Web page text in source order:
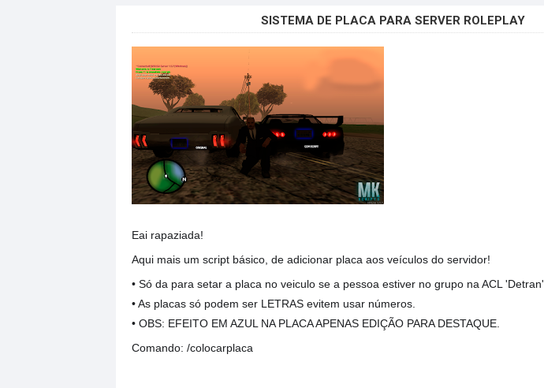
SISTEMA DE PLACA PARA SERVER ROLEPLAY
Eai rapaziada!
Aqui mais um script básico, de adicionar placa aos veículos do servidor!
• Só da para setar a placa no veiculo se a pessoa estiver no grupo na ACL 'Detran'.
• As placas só podem ser LETRAS evitem usar números.
• OBS: EFEITO EM AZUL NA PLACA APENAS EDIÇÃO PARA DESTAQUE.
Comando: /colocarplaca